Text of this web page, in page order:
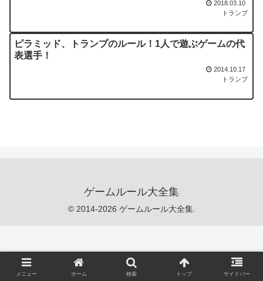
2018.03.10
トランプ
ピラミッド、トランプのルール！1人で遊ぶゲームの代
表選手！
2014.10.17
トランプ
ゲームルール大全集
© 2014-2026 ゲームルール大全集.
メニュー ホーム 検索 トップ サイドバー